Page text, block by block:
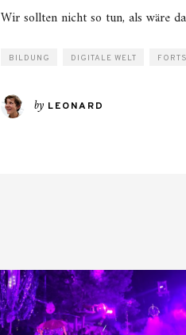
Wir sollten nicht so tun, als wäre
BILDUNG DIGITALE WELT
by LEONARD